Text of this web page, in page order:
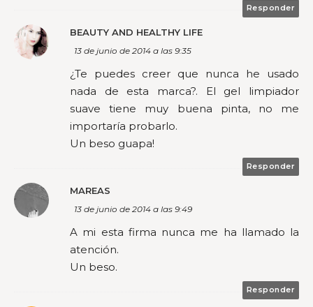
Responder
BEAUTY AND HEALTHY LIFE
13 de junio de 2014 a las 9:35
¿Te puedes creer que nunca he usado
nada de esta marca?. El gel limpiador
suave tiene muy buena pinta, no me
importaría probarlo.
Un beso guapa!
Responder
MAREAS
13 de junio de 2014 a las 9:49
A mi esta firma nunca me ha llamado la
atención.
Un beso.
Responder